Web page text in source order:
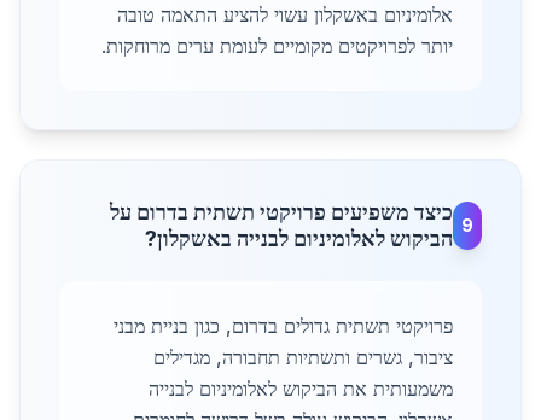
אלומיניום באשקלון עשוי להציע התאמה טובה
יותר לפרויקטים מקומיים לעומת ערים מרוחקות.
9
כיצד משפיעים פרויקטי תשתית בדרום על
הביקוש לאלומיניום לבנייה באשקלון?
פרויקטי תשתית גדולים בדרום, כגון בניית מבני
ציבור, גשרים ותשתיות תחבורה, מגדילים
משמעותית את הביקוש לאלומיניום לבנייה